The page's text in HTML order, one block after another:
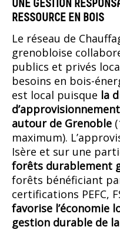
UNE GESTION
RESSOURCE EN BOIS
Le réseau de
grenobloise
publics et privés
besoins en bois-
est local puisque la
autour de Grenoble
maximum).
Isère et sur une
forêts durablement
forêts bénéficiant
certifications PEFC,
favorise l’économie
gestion durable de